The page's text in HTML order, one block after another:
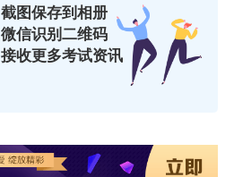
截图保存到相册
微信识别二维码
接收更多考试资讯